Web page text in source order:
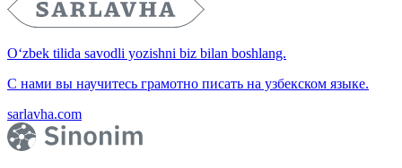
O‘zbek tilida savodli yozishni biz bilan boshlang.
С нами вы научитесь грамотно писать на узбекском языке.
sarlavha.com